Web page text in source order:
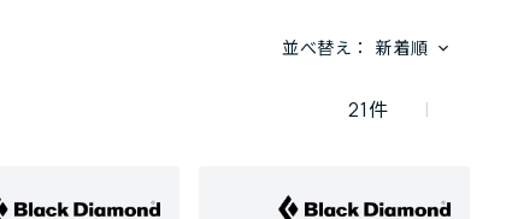
並べ替え： 新着順
21件